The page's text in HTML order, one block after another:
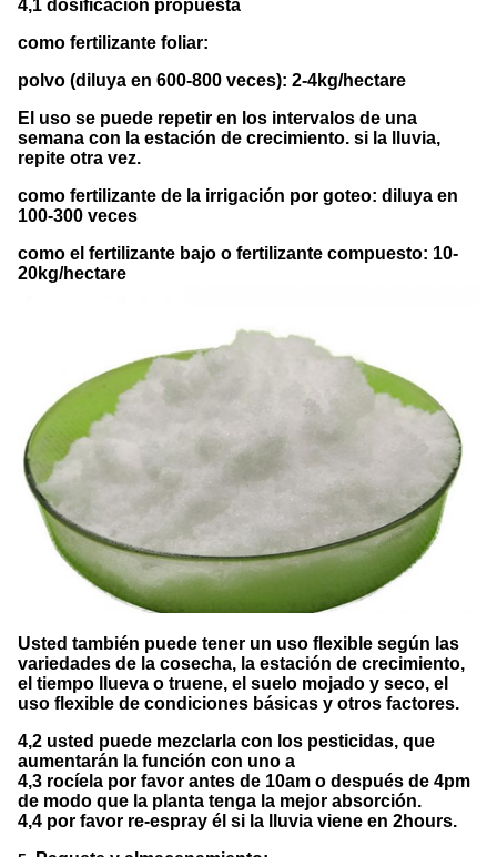
4,1 dosificación propuesta
como fertilizante foliar:
polvo (diluya en 600-800 veces): 2-4kg/hectare
El uso se puede repetir en los intervalos de una
semana con la estación de crecimiento. si la lluvia,
repite otra vez.
como fertilizante de la irrigación por goteo: diluya en
100-300 veces
como el fertilizante bajo o fertilizante compuesto: 10-
20kg/hectare
Usted también puede tener un uso flexible según las
variedades de la cosecha, la estación de crecimiento,
el tiempo llueva o truene, el suelo mojado y seco, el
uso flexible de condiciones básicas y otros factores.
4,2 usted puede mezclarla con los pesticidas, que
aumentarán la función con uno a
4,3 rocíela por favor antes de 10am o después de 4pm
de modo que la planta tenga la mejor absorción.
4,4 por favor re-espray él si la lluvia viene en 2hours.